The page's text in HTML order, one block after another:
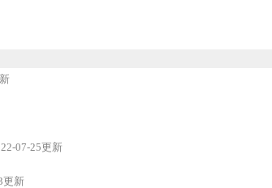
07-25更新
更新